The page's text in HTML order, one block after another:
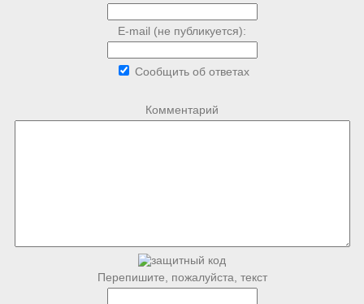
E-mail (не публикуется):
Сообщить об ответах
Комментарий
Перепишите, пожалуйста, текст